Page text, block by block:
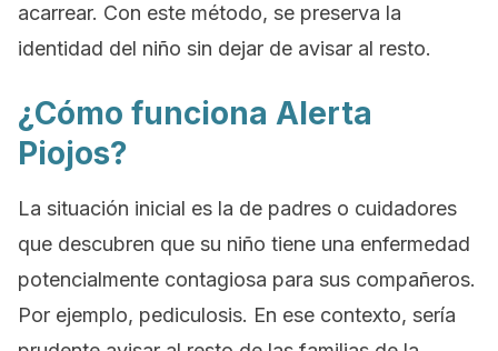
acarrear. Con este método, se preserva la
identidad del niño sin dejar de avisar al resto.
¿Cómo funciona Alerta
Piojos?
La situación inicial es la de padres o cuidadores
que descubren que su niño tiene una enfermedad
potencialmente contagiosa para sus compañeros.
Por ejemplo, pediculosis. En ese contexto, sería